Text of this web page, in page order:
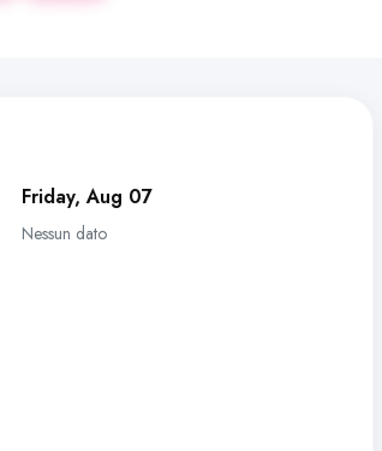
Friday, Aug 07
Nessun dato